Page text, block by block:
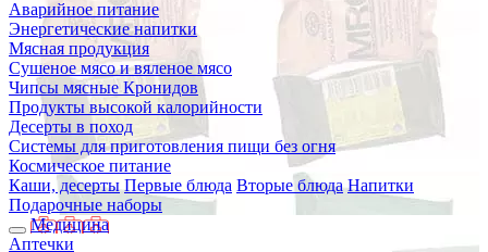
Аварийное питание
Энергетические напитки
Мясная продукция
Сушеное мясо и вяленое мясо
Чипсы мясные Кронидов
Продукты высокой калорийности
Десерты в поход
Системы для приготовления пищи без огня
Космическое питание
Каши, десерты Первые блюда Вторые блюда Напитки
Подарочные наборы
Медицина
Аптечки